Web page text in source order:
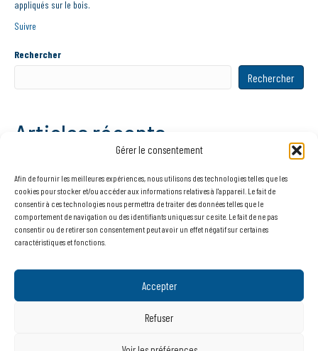
Gérer le consentement
Afin de fournir les meilleures expériences, nous utilisons des technologies telles que les
cookies pour stocker et/ou accéder aux informations relatives à l'appareil. Le fait de
consentir à ces technologies nous permettra de traiter des données telles que le
comportement de navigation ou des identifiants uniques sur ce site. Le fait de ne pas
consentir ou de retirer son consentement peut avoir un effet négatif sur certaines
caractéristiques et fonctions.
Accepter
Refuser
appliqués sur le bois.
Suivre
Rechercher
Rechercher
Articles récents
Le Cabinet Martinet reste mobilisé pendant les fêtes !
L’espace dédié aux professionnels évolue.
Les discrets architectes destructeurs
Mélèze et altitude
Commentaires récents